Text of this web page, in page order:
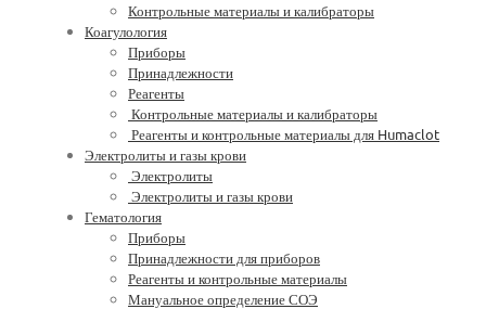
Контрольные материалы и калибраторы
Коагулология
Приборы
Принадлежности
Реагенты
Контрольные материалы и калибраторы
Реагенты и контрольные материалы для Humaclot
Электролиты и газы крови
Электролиты
Электролиты и газы крови
Гематология
Приборы
Принадлежности для приборов
Реагенты и контрольные материалы
Мануальное определение СОЭ